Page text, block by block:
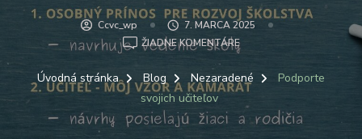
Ccvc_wp
7. MARCA 2025
ŽIADNE KOMENTÁRENA
SVOJICH
UČITEĽOV
Úvodná stránka Blog Nezaradené
Podporte
svojich učiteľov